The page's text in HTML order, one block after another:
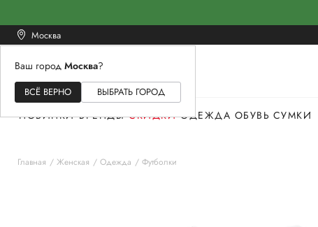
Москва
Ваш город Москва?
ВСЁ ВЕРНО ВЫБРАТЬ ГОРОД
ЖЕНСКОЕМУЖСКОЕ
НОВИНКИ БРЕНДЫ СКИДКИ ОДЕЖДА ОБУВЬ СУМКИ
Главная Женская Одежда Футболки